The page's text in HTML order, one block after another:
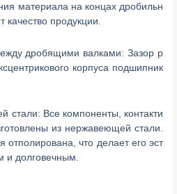
материала на концах дробильн
качество продукции.
дробящими валками: Зазор р
корпуса подшипник
стали: Все компоненты, контакти
из нержавеющей стали.
отполирована, что делает его эст
и долговечным.